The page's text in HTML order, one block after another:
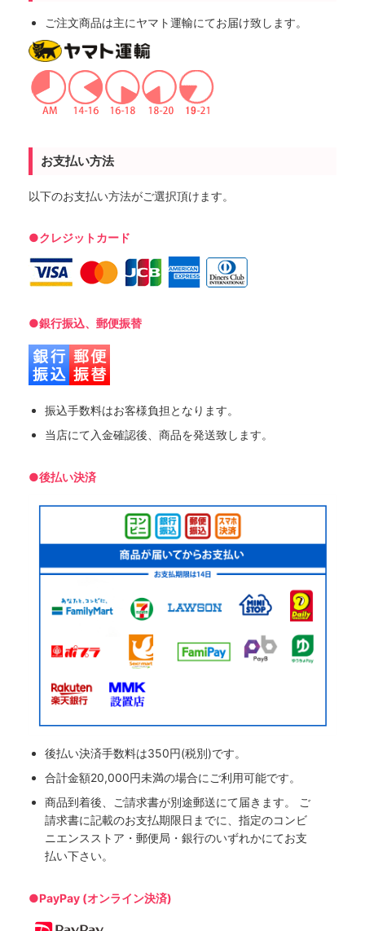
ご注文商品は主にヤマト運輸にてお届け致します。
お支払い方法
以下のお支払い方法がご選択頂けます。
●クレジットカード
●銀行振込、郵便振替
振込手数料はお客様負担となります。
当店にて入金確認後、商品を発送致します。
●後払い決済
後払い決済手数料は350円(税別)です。
合計金額20,000円未満の場合にご利用可能です。
商品到着後、ご請求書が別途郵送にて届きます。 ご
請求書に記載のお支払期限日までに、指定のコンビ
ニエンスストア・郵便局・銀行のいずれかにてお支
払い下さい。
●PayPay (オンライン決済)